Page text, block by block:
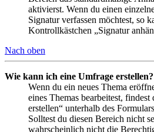
aktivierst. Wenn du einen
Signatur verfassen möchtest, so
Kontrollkästchen „Signatur
Nach oben
Wie kann ich eine Umfrage erstellen?
Wenn du ein neues Thema
eines Themas bearbeitest,
erstellen“ unterhalb des
Solltest du diesen Bereich nicht
wahrscheinlich nicht die